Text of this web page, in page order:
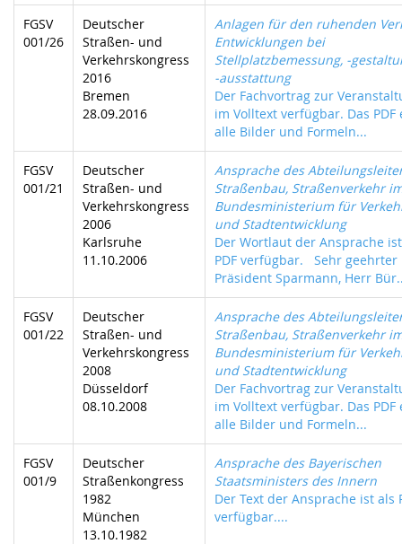
FGSV
001/26
Deutscher
Straßen- und
Verkehrskongress
2016
Bremen
28.09.2016
Anlagen für den ruhenden
Entwicklungen bei
Stellplatzbemessung, -
-ausstattung
Der Fachvortrag zur
im Volltext verfügbar. Das
alle Bilder und Formeln...
FGSV
001/21
Deutscher
Straßen- und
Verkehrskongress
2006
Karlsruhe
11.10.2006
Ansprache des
Straßenbau, Straßenverkehr
Bundesministerium für
und Stadtentwicklung
Der Wortlaut der Ansprache
PDF verfügbar. Sehr geehrter
Präsident Sparmann, Herr
FGSV
001/22
Deutscher
Straßen- und
Verkehrskongress
2008
Düsseldorf
08.10.2008
Ansprache des
Straßenbau, Straßenverkehr
Bundesministerium für
und Stadtentwicklung
Der Fachvortrag zur
im Volltext verfügbar. Das
alle Bilder und Formeln...
FGSV
001/9
Deutscher
Straßenkongress
1982
München
13.10.1982
Ansprache des Bayerischen
Staatsministers des Innern
Der Text der Ansprache ist als
verfügbar....